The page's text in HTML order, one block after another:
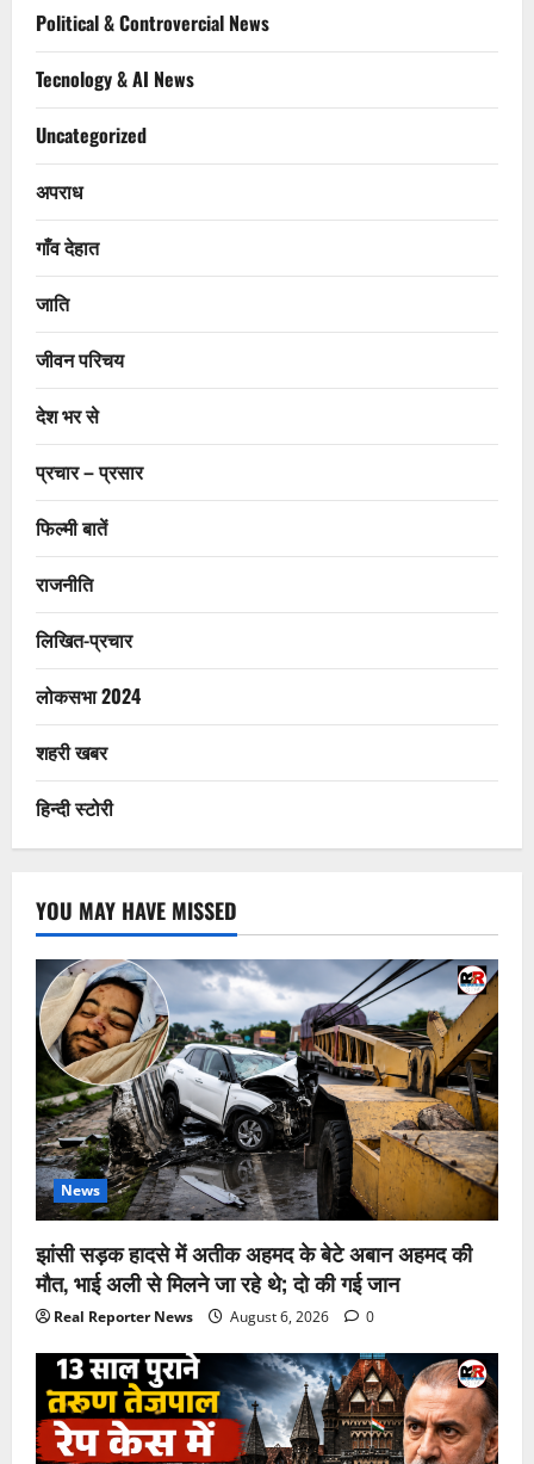
Political & Controvercial News
Tecnology & AI News
Uncategorized
अपराध
गाँव देहात
जाति
जीवन परिचय
देश भर से
प्रचार – प्रसार
फिल्मी बातें
राजनीति
लिखित-प्रचार
लोकसभा 2024
शहरी खबर
हिन्दी स्टोरी
YOU MAY HAVE MISSED
News
झांसी सड़क हादसे में अतीक अहमद के बेटे अबान अहमद की
मौत, भाई अली से मिलने जा रहे थे; दो की गई जान
Real Reporter News August 6, 2026 0